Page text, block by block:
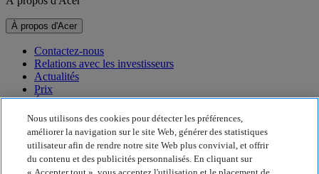
À propos d'Acer
Contactez-nous
Relations avec les investisseurs
Actualités
Prix
Événements
Développement durable
Développement durable
Nous utilisons des cookies pour détecter les préférences,
améliorer la navigation sur le site Web, générer des statistiques
utilisateur afin de rendre notre site Web plus convivial, et offrir
du contenu et des publicités personnalisés. En cliquant sur